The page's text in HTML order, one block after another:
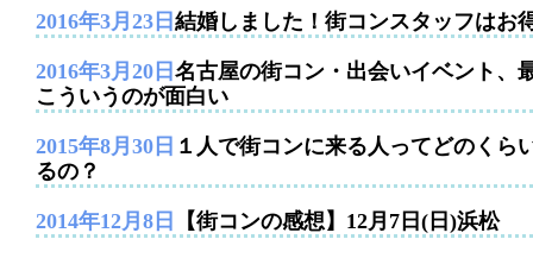
2016年3月23日 結婚しました！街コンスタッフはお
2016年3月20日 名古屋の街コン・出会いイベント、
こういうのが面白い
2015年8月30日 １人で街コンに来る人ってどのくら
るの？
2014年12月8日 【街コンの感想】12月7日(日)浜松